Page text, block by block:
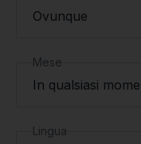
Ovunque
Mese
In qualsiasi
Lingua